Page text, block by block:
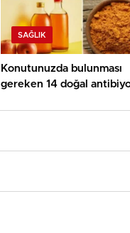
SAĞLIK
Konutunuzda bulunması
gereken 14 doğal